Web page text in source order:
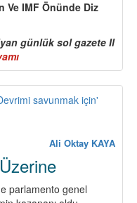
Ve IMF Önünde Diz
günlük sol gazete Il
''Venezuela
Vaşington
ve
Ali Oktay KAYA
parlamento genel